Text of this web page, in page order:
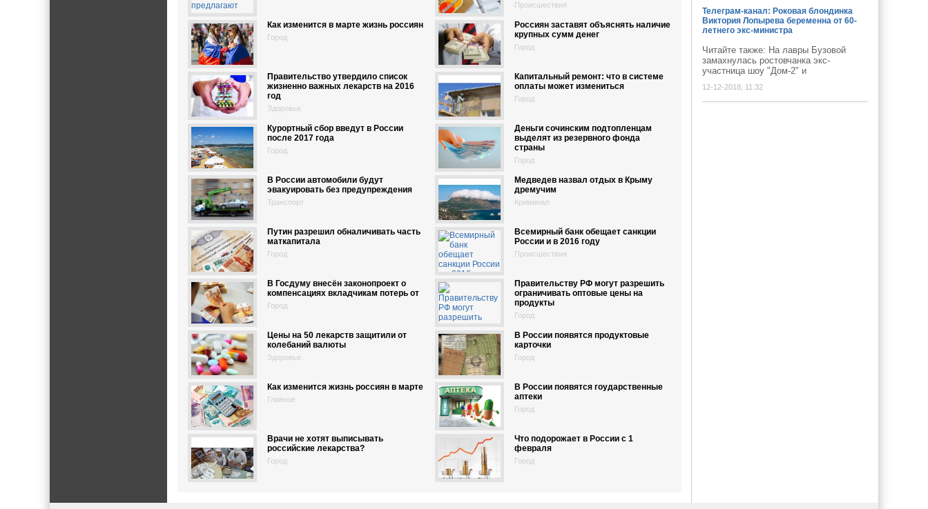
Происшествия
Как изменится в марте жизнь россиян
Город
Россиян заставят объяснять наличие
крупных сумм денег
Город
Правительство утвердило список
жизненно важных лекарств на 2016
год
Здоровье
Капитальный ремонт: что в системе
оплаты может измениться
Город
Курортный сбор введут в России
после 2017 года
Город
Деньги сочинским подтопленцам
выделят из резервного фонда
страны
Город
В России автомобили будут
эвакуировать без предупреждения
Транспорт
Медведев назвал отдых в Крыму
дремучим
Криминал
Путин разрешил обналичивать часть
маткапитала
Город
Всемирный банк обещает санкции
России и в 2016 году
Происшествия
В Госдуму внесён законопроект о
компенсациях вкладчикам потерь от
Город
Правительству РФ могут разрешить
ограничивать оптовые цены на
продукты
Город
Цены на 50 лекарств защитили от
колебаний валюты
Здоровье
В России появятся продуктовые
карточки
Город
Как изменится жизнь россиян в марте
Главное
В России появятся гоударственные
аптеки
Город
Врачи не хотят выписывать
российские лекарства?
Город
Что подорожает в России с 1
февраля
Город
Телеграм-канал: Роковая блондинка
Виктория Лопырева беременна от 60-
летнего экс-министра
Читайте также: На лавры Бузовой
замахнулась ростовчанка экс-
участница шоу "Дом-2" и
12-12-2018, 11:32